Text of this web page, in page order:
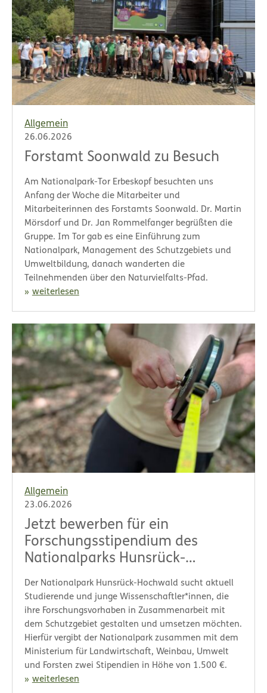
Allgemein
26.06.2026
Forstamt Soonwald zu Besuch
Am Nationalpark-Tor Erbeskopf besuchten uns
Anfang der Woche die Mitarbeiter und
Mitarbeiterinnen des Forstamts Soonwald. Dr. Martin
Mörsdorf und Dr. Jan Rommelfanger begrüßten die
Gruppe. Im Tor gab es eine Einführung zum
Nationalpark, Management des Schutzgebiets und
Umweltbildung, danach wanderten die
Teilnehmenden über den Naturvielfalts-Pfad.
weiterlesen
Allgemein
23.06.2026
Jetzt bewerben für ein
Forschungsstipendium des
Nationalparks Hunsrück-
Hochwald!
Der Nationalpark Hunsrück-Hochwald sucht aktuell
Studierende und junge Wissenschaftler*innen, die
ihre Forschungsvorhaben in Zusammenarbeit mit
dem Schutzgebiet gestalten und umsetzen möchten.
Hierfür vergibt der Nationalpark zusammen mit dem
Ministerium für Landwirtschaft, Weinbau, Umwelt
und Forsten zwei Stipendien in Höhe von 1.500 €.
weiterlesen